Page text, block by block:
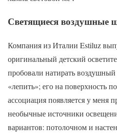
Светящиеся воздушные
Компания из Италии Estiluz
оригинальный детский
пробовали натирать
«лепить»; его на поверхность
ассоциация появляется у меня
необычные источники
вариантов: потолочном и